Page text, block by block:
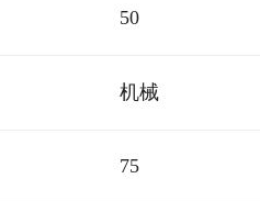
50
机械
75